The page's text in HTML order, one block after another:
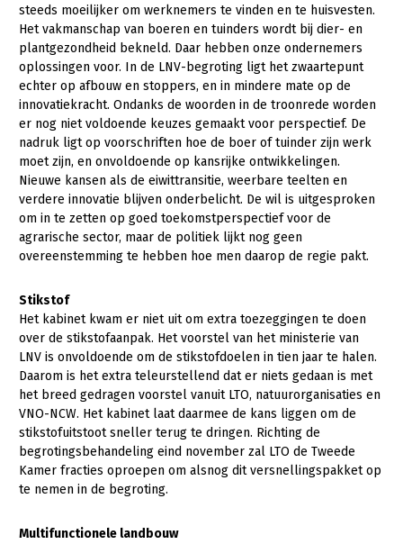
Sectoren
Dier
Biologische Landbouw
Geitenhouderij
Kalverhouderij
Konijnenhouderij
Melkveehouderij
Paardenhouderij
Schapenhouderij
Varkenshouderij
Vleesveehouderij
Plant
Akkerbouw
Biologische Landbouw
Bollenteelt
Bomen, vaste planten en zomerbloemen
Fruitteelt
Paddenstoelen
Vollegrondsgroente
Multifunctionele landbouw
Multifunctioneel
Vrouw en Bedrijf
Onderwerpen
Nieuws
Nieuwsabonnement
Over LTO
LTO Nederland
Mensen
Bestuur en Directie
Medewerkers
Vakgroepbestuurders
Jaarverslag 2023
Vacatures
Pers
steeds moeilijker om werknemers te vinden en te huisvesten.
Het vakmanschap van boeren en tuinders wordt bij dier- en
plantgezondheid bekneld. Daar hebben onze ondernemers
oplossingen voor. In de LNV-begroting ligt het zwaartepunt
echter op afbouw en stoppers, en in mindere mate op de
innovatiekracht. Ondanks de woorden in de troonrede worden
er nog niet voldoende keuzes gemaakt voor perspectief. De
nadruk ligt op voorschriften hoe de boer of tuinder zijn werk
moet zijn, en onvoldoende op kansrijke ontwikkelingen.
Nieuwe kansen als de eiwittransitie, weerbare teelten en
verdere innovatie blijven onderbelicht. De wil is uitgesproken
om in te zetten op goed toekomstperspectief voor de
agrarische sector, maar de politiek lijkt nog geen
overeenstemming te hebben hoe men daarop de regie pakt.
Stikstof
Het kabinet kwam er niet uit om extra toezeggingen te doen
over de stikstofaanpak. Het voorstel van het ministerie van
LNV is onvoldoende om de stikstofdoelen in tien jaar te halen.
Daarom is het extra teleurstellend dat er niets gedaan is met
het breed gedragen voorstel vanuit LTO, natuurorganisaties en
VNO-NCW. Het kabinet laat daarmee de kans liggen om de
stikstofuitstoot sneller terug te dringen. Richting de
begrotingsbehandeling eind november zal LTO de Tweede
Kamer fracties oproepen om alsnog dit versnellingspakket op
te nemen in de begroting.
Multifunctionele landbouw